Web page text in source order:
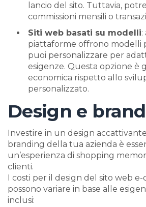
lancio del sito. Tuttavia,
commissioni mensili o
Siti web basati su modelli:
piattaforme offrono modelli
puoi personalizzare per
esigenze. Questa opzione è
economica rispetto allo
personalizzato.
Design e
Investire in un design
branding della tua azienda è
un’esperienza di shopping
clienti.
I costi per il design del sito web
possono variare in base alle
inclusi: